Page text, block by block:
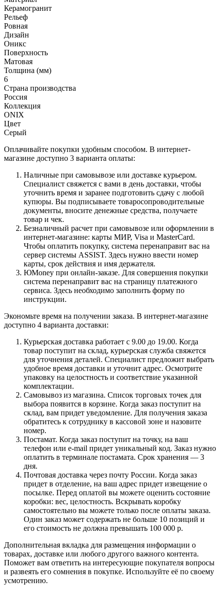
Керамогранит
Рельеф
Ровная
Дизайн
Оникс
Поверхность
Матовая
Толщина (мм)
6
Страна производства
Россия
Коллекция
ONIX
Цвет
Серый
Оплачивайте покупки удобным способом. В интернет-
магазине доступно 3 варианта оплаты:
Наличные при самовывозе или доставке курьером.
Специалист свяжется с вами в день доставки, чтобы
уточнить время и заранее подготовить сдачу с любой
купюры. Вы подписываете товаросопроводительные
документы, вносите денежные средства, получаете
товар и чек.
Безналичный расчет при самовывозе или оформлении в
интернет-магазине: карты МИР, Visa и MasterCard.
Чтобы оплатить покупку, система перенаправит вас на
сервер системы ASSIST. Здесь нужно ввести номер
карты, срок действия и имя держателя.
ЮMoney при онлайн-заказе. Для совершения покупки
система перенаправит вас на страницу платежного
сервиса. Здесь необходимо заполнить форму по
инструкции.
Экономьте время на получении заказа. В интернет-магазине
доступно 4 варианта доставки:
Курьерская доставка работает с 9.00 до 19.00. Когда
товар поступит на склад, курьерская служба свяжется
для уточнения деталей. Специалист предложит выбрать
удобное время доставки и уточнит адрес. Осмотрите
упаковку на целостность и соответствие указанной
комплектации.
Самовывоз из магазина. Список торговых точек для
выбора появится в корзине. Когда заказ поступит на
склад, вам придет уведомление. Для получения заказа
обратитесь к сотруднику в кассовой зоне и назовите
номер.
Постамат. Когда заказ поступит на точку, на ваш
телефон или e-mail придет уникальный код. Заказ нужно
оплатить в терминале постамата. Срок хранения — 3
дня.
Почтовая доставка через почту России. Когда заказ
придет в отделение, на ваш адрес придет извещение о
посылке. Перед оплатой вы можете оценить состояние
коробки: вес, целостность. Вскрывать коробку
самостоятельно вы можете только после оплаты заказа.
Один заказ может содержать не больше 10 позиций и
его стоимость не должна превышать 100 000 р.
Дополнительная вкладка для размещения информации о
товарах, доставке или любого другого важного контента.
Поможет вам ответить на интересующие покупателя вопросы
и развеять его сомнения в покупке. Используйте её по своему
усмотрению.